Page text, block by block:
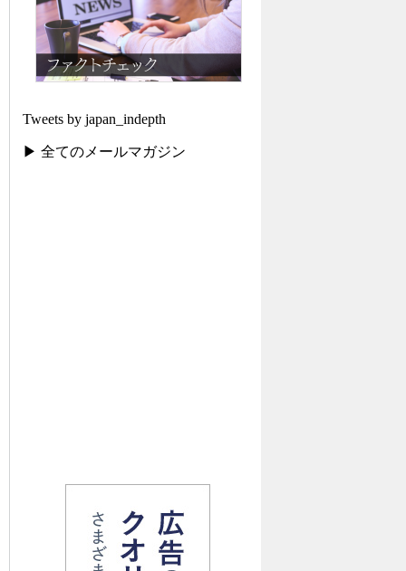
Tweets by japan_indepth
▶ 全てのメールマガジン